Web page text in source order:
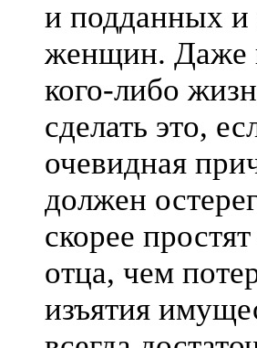
и подданных и
женщин. Даже
кого-либо
сделать это,
очевидная
должен
скорее
отца, чем
изъятия